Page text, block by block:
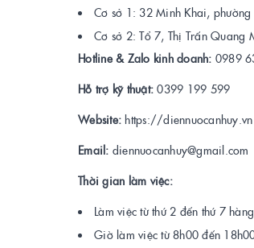
Cơ sở 1: 32 Minh Khai,
Cơ sở 2: Tổ 7, Thị Trấn Quang
Hotline & Zalo kinh doanh: 0989
Hỗ trợ kỹ thuật: 0399 199 599
Website:https://diennuocanhuy.vn
Email: diennuocanhuy@gmail.com
Thời gian làm việc:
Làm việc từ thứ 2 đến thứ 7
Giờ làm việc từ 8h00 đến